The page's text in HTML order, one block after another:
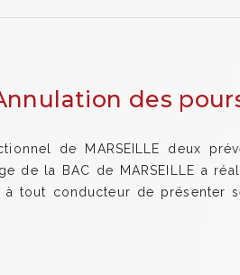
des
de MARSEILLE deux
de la BAC de MARSEILLE a
tout conducteur de présenter